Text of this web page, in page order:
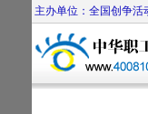
主办单位：全国创争活